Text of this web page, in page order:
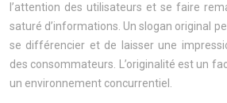
l’attention des utilisateurs et se faire
saturé d’informations. Un slogan original
se différencier et de laisser une
des consommateurs. L’originalité est un
un environnement concurrentiel.